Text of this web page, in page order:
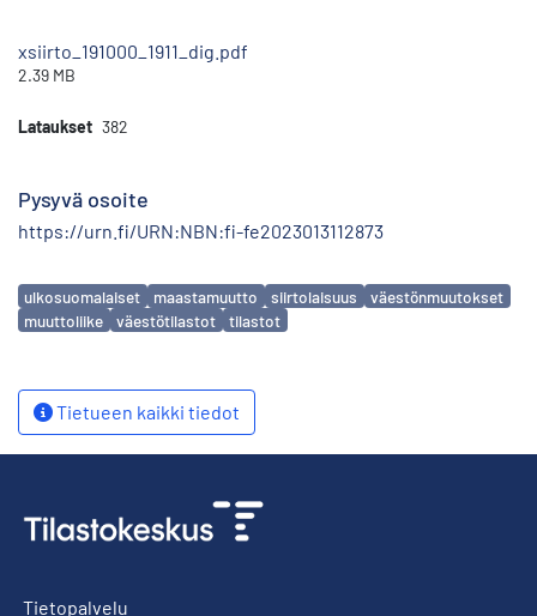
xsiirto_191000_1911_dig.pdf
2.39 MB
Lataukset 382
Pysyvä osoite
https://urn.fi/URN:NBN:fi-fe2023013112873
Avainsanat
ulkosuomalaiset maastamuutto siirtolaisuus
väestönmuutokset
muuttoliike
väestötilastot tilastot
Tietueen kaikki tiedot
Tietopalvelu